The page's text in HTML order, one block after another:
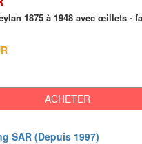
1875 à 1948 avec œillets -
ACHETER
SAR (Depuis 1997)